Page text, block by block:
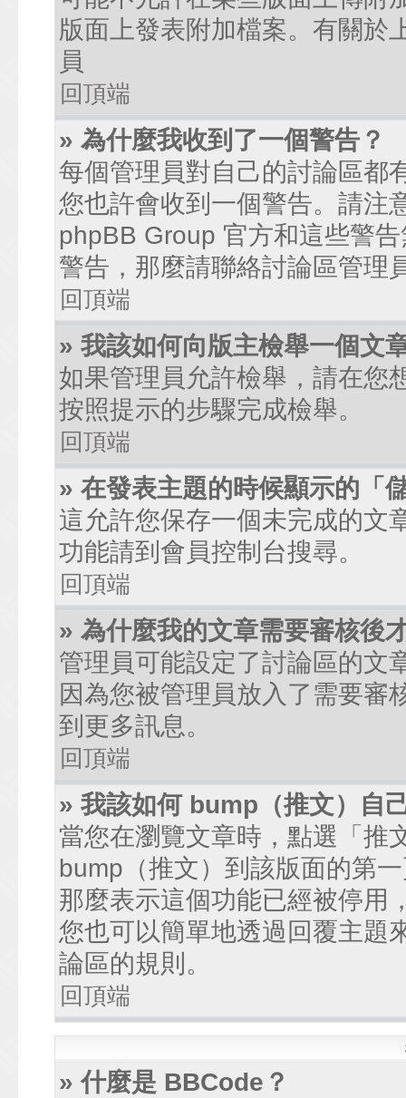
版面上發表附加檔案。有關於
員
回頂端
» 為什麼我收到了一個警告？
每個管理員對自己的討論區都
您也許會收到一個警告。請注
phpBB Group 官方和這些警
警告，那麼請聯絡討論區管理
回頂端
» 我該如何向版主檢舉一個文
如果管理員允許檢舉，請在您
按照提示的步驟完成檢舉。
回頂端
» 在發表主題的時候顯示的「
這允許您保存一個未完成的文
功能請到會員控制台搜尋。
回頂端
» 為什麼我的文章需要審核後
管理員可能設定了討論區的文
因為您被管理員放入了需要審
到更多訊息。
回頂端
» 我該如何 bump（推文）自
當您在瀏覽文章時，點選「推
bump（推文）到該版面的第
那麼表示這個功能已經被停用
您也可以簡單地透過回覆主題
論區的規則。
回頂端
» 什麼是 BBCode？